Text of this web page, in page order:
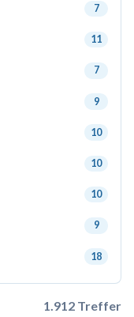
7
11
7
9
10
10
10
9
18
1.912 Treffer